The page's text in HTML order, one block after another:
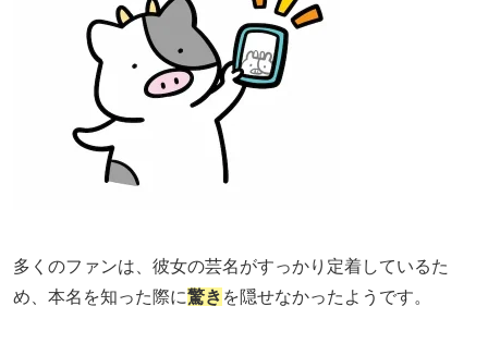
多くのファンは、彼女の芸名がすっかり定着しているた
め、本名を知った際に驚き を隠せなかったようです。